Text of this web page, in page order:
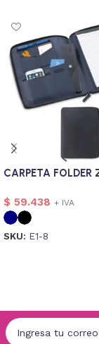
CARPETA FOLDER
$ 59.438 + IVA
SKU: E1-8